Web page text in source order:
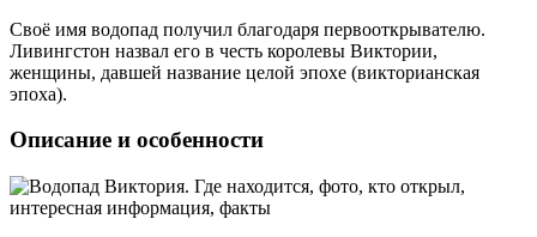
Своё имя водопад получил благодаря первооткрывателю.
Ливингстон назвал его в честь королевы Виктории,
женщины, давшей название целой эпохе (викторианская
эпоха).
Описание и особенности